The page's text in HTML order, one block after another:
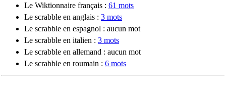
Le Wiktionnaire français : 61 mots
Le scrabble en anglais : 3 mots
Le scrabble en espagnol : aucun mot
Le scrabble en italien : 3 mots
Le scrabble en allemand : aucun mot
Le scrabble en roumain : 6 mots